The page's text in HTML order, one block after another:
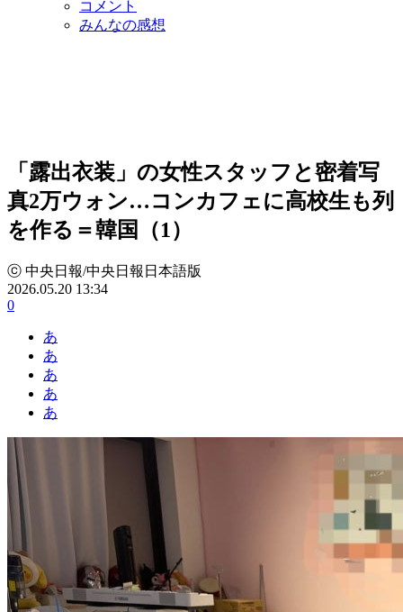
コメント
みんなの感想
「露出衣装」の女性スタッフと密着写
真2万ウォン…コンカフェに高校生も列
を作る＝韓国（1）
ⓒ 中央日報/中央日報日本語版
2026.05.20 13:34
0
あ
あ
あ
あ
あ